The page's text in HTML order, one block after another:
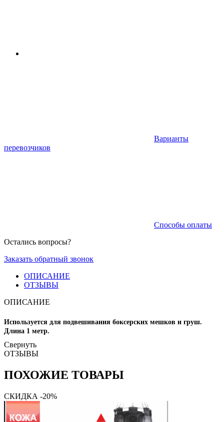
Варианты
перевозчиков
Способы оплаты
Остались вопросы?
Заказать обратный звонок
ОПИСАНИЕ
ОТЗЫВЫ
ОПИСАНИЕ
Используется для подвешивания боксерских мешков и груш.
Длина 1 метр.
Свернуть
ОТЗЫВЫ
ПОХОЖИЕ ТОВАРЫ
СКИДКА -20%